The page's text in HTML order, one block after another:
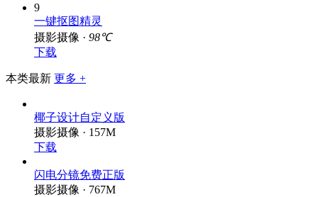
9
一键抠图精灵
摄影摄像 · 98℃
下载
本类最新 更多 +
椰子设计自定义版
摄影摄像 · 157M
下载
闪电分镜免费正版
摄影摄像 · 767M